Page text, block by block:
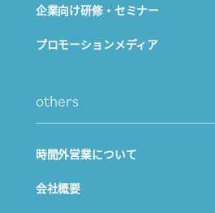
企業向け研修・セミナー
プロモーションメディア
others
時間外営業について
会社概要